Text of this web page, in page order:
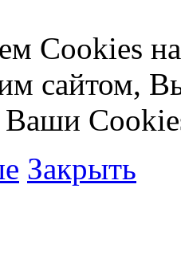
Cookies
сайтом,
Ваши
Закрыть